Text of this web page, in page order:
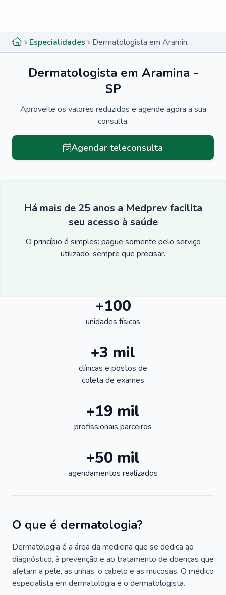
Especialidades Dermatologista em Aramina - SP
Dermatologista em Aramina -
SP
Aproveite os valores reduzidos e agende agora a sua
consulta.
Agendar teleconsulta
Há mais de 25 anos a Medprev facilita
seu acesso à saúde
O princípio é simples: pague somente pelo serviço
utilizado, sempre que precisar.
+100
unidades físicas
+3 mil
clínicas e postos de
coleta de exames
+19 mil
profissionais parceiros
+50 mil
agendamentos realizados
O que é dermatologia?
Dermatologia é a área da medicina que se dedica ao
diagnóstico, à prevenção e ao tratamento de doenças que
afetam a pele, as unhas, o cabelo e as mucosas. O médico
especialista em dermatologia é o dermatologista.